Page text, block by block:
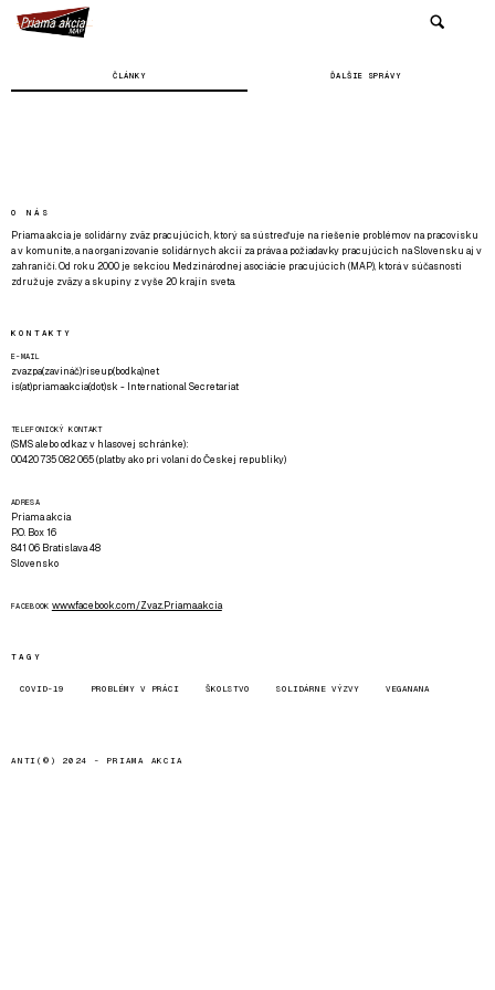
ČLÁNKY ĎALŠIE SPRÁVY
O NÁS
Priama akcia je solidárny zväz pracujúcich, ktorý sa sústreďuje na riešenie problémov na pracovisku
a v komunite, a na organizovanie solidárnych akcií za práva a požiadavky pracujúcich na Slovensku aj v
zahraničí. Od roku 2000 je sekciou Medzinárodnej asociácie pracujúcich (MAP), ktorá v súčasnosti
združuje zväzy a skupiny z vyše 20 krajín sveta.
KONTAKTY
E-MAIL
zvazpa(zavináč)riseup(bodka)net
is(at)priamaakcia(dot)sk - International Secretariat
TELEFONICKÝ KONTAKT
(SMS alebo odkaz v hlasovej schránke):
00420 735 082 065 (platby ako pri volaní do Českej republiky)
ADRESA
Priama akcia
P.O. Box 16
841 06 Bratislava 48
Slovensko
FACEBOOK www.facebook.com/Zvaz.Priama.akcia
TAGY
COVID-19 PROBLÉMY V PRÁCI ŠKOLSTVO SOLIDÁRNE VÝZVY VEGANANA
ANTI(©) 2024 - PRIAMA AKCIA